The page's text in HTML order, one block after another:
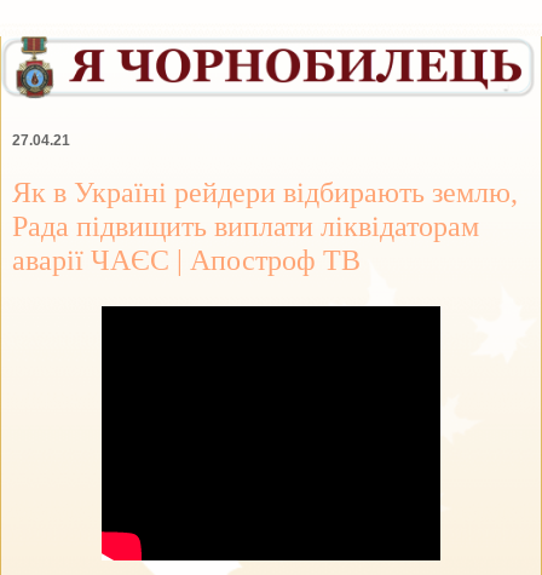
27.04.21
Як в Україні рейдери відбирають землю,
Рада підвищить виплати ліквідаторам
аварії ЧАЄС | Апостроф ТВ